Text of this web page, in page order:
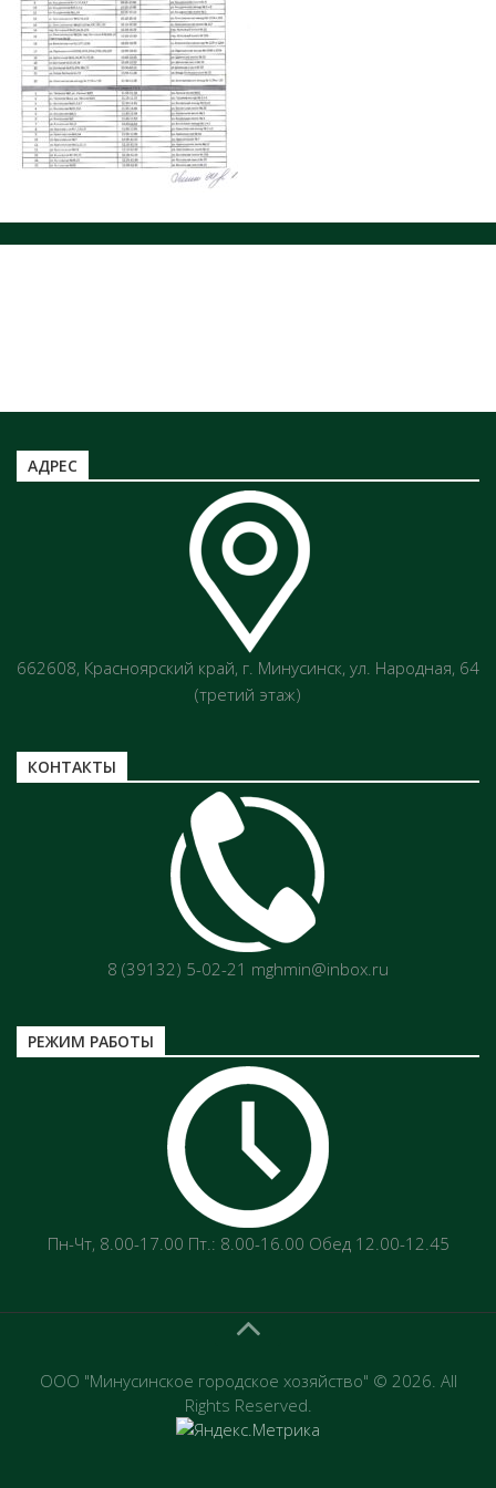
ЗАХОРОНЕНИЕ ОТХОДОВ
НОРМАТИВНЫЕ ДОКУМЕНТЫ
ЮРИДИЧЕСКИМ ЛИЦАМ
ЗАХОРОНЕНИЕ ТКО
Информация по захоронению НКО
Информация по полигону ТБО г. Минусинск
АДРЕС
662608, Красноярский край, г. Минусинск, ул. Народная, 64
(третий этаж)
КОНТАКТЫ
8 (39132) 5-02-21 mghmin@inbox.ru
РЕЖИМ РАБОТЫ
Пн-Чт‚ 8.00-17.00 Пт.: 8.00-16.00 Обед 12.00-12.45
ООО "Минусинское городское хозяйство" © 2026. All
Rights Reserved.